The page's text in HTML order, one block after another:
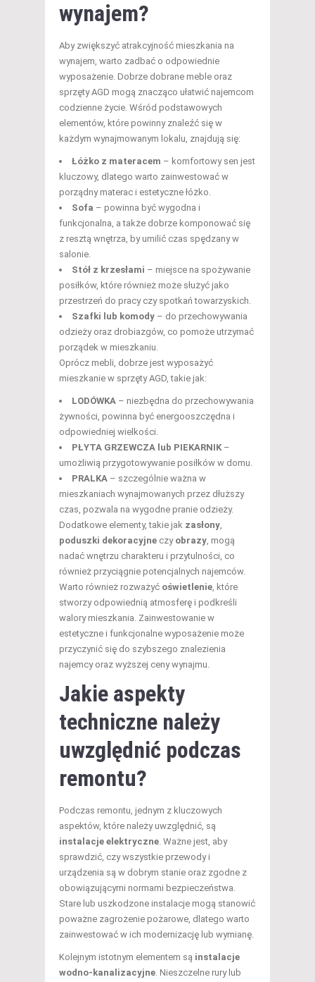
wynajem?
Aby zwiększyć atrakcyjność mieszkania na
wynajem, warto zadbać o odpowiednie
wyposażenie. Dobrze dobrane meble oraz
sprzęty AGD mogą znacząco ułatwić najemcom
codzienne życie. Wśród podstawowych
elementów, które powinny znaleźć się w
każdym wynajmowanym lokalu, znajdują się:
Łóżko z materacem – komfortowy sen jest
kluczowy, dlatego warto zainwestować w
porządny materac i estetyczne łóżko.
Sofa – powinna być wygodna i
funkcjonalna, a także dobrze komponować się
z resztą wnętrza, by umilić czas spędzany w
salonie.
Stół z krzesłami – miejsce na spożywanie
posiłków, które również może służyć jako
przestrzeń do pracy czy spotkań towarzyskich.
Szafki lub komody – do przechowywania
odzieży oraz drobiazgów, co pomoże utrzymać
porządek w mieszkaniu.
Oprócz mebli, dobrze jest wyposażyć
mieszkanie w sprzęty AGD, takie jak:
LODÓWKA – niezbędna do przechowywania
żywności, powinna być energooszczędna i
odpowiedniej wielkości.
PŁYTA GRZEWCZA lub PIEKARNIK –
umożliwią przygotowywanie posiłków w domu.
PRALKA – szczególnie ważna w
mieszkaniach wynajmowanych przez dłuższy
czas, pozwala na wygodne pranie odzieży.
Dodatkowe elementy, takie jak zasłony,
poduszki dekoracyjne czy obrazy, mogą
nadać wnętrzu charakteru i przytulności, co
również przyciągnie potencjalnych najemców.
Warto również rozważyć oświetlenie, które
stworzy odpowiednią atmosferę i podkreśli
walory mieszkania. Zainwestowanie w
estetyczne i funkcjonalne wyposażenie może
przyczynić się do szybszego znalezienia
najemcy oraz wyższej ceny wynajmu.
Jakie aspekty
techniczne należy
uwzględnić podczas
remontu?
Podczas remontu, jednym z kluczowych
aspektów, które należy uwzględnić, są
instalacje elektryczne. Ważne jest, aby
sprawdzić, czy wszystkie przewody i
urządzenia są w dobrym stanie oraz zgodne z
obowiązującymi normami bezpieczeństwa.
Stare lub uszkodzone instalacje mogą stanowić
poważne zagrożenie pożarowe, dlatego warto
zainwestować w ich modernizację lub wymianę.
Kolejnym istotnym elementem są instalacje
wodno-kanalizacyjne. Nieszczelne rury lub